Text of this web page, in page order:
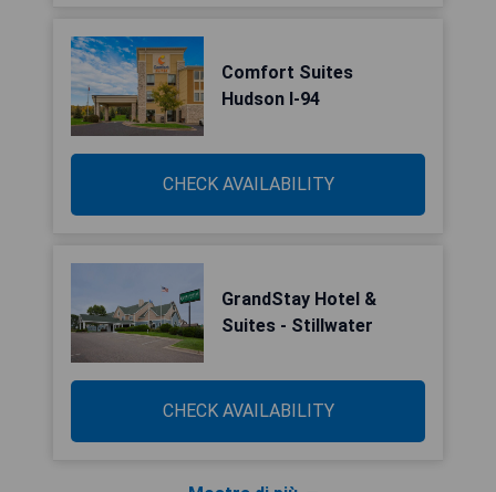
Comfort Suites
Hudson I-94
CHECK AVAILABILITY
GrandStay Hotel &
Suites - Stillwater
CHECK AVAILABILITY